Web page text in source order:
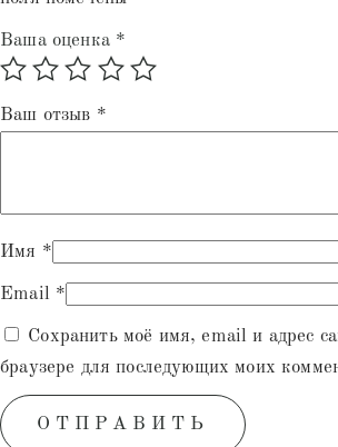
Ваша оценка *
Ваш отзыв *
Имя *
Email *
Сохранить моё имя, email и адрес
браузере для последующих моих